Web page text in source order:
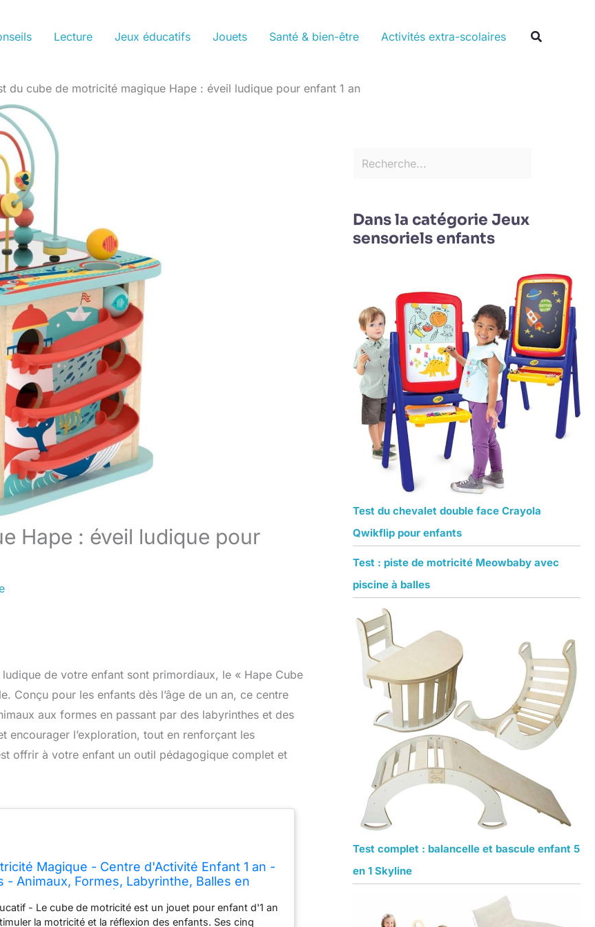
Lecture Jeux éducatifs Jouets Santé & bien-être Activités extra-scolaires
du cube de motricité magique Hape : éveil ludique pour enfant 1 an
Hape : éveil ludique pour
de votre enfant sont primordiaux, le « Hape Cube
Conçu pour les enfants dès l’âge de un an, ce centre
aux formes en passant par des labyrinthes et des
encourager l’exploration, tout en renforçant les
offrir à votre enfant un outil pédagogique complet et
Magique - Centre d'Activité Enfant 1 an -
- Animaux, Formes, Labyrinthe, Balles en
- Le cube de motricité est un jouet pour enfant d'1 an
la motricité et la réflexion des enfants. Ses cinq
Dans la catégorie Jeux
sensoriels enfants
Test du chevalet double face Crayola
Qwikflip pour enfants
Test : piste de motricité Meowbaby avec
piscine à balles
Test complet : balancelle et bascule enfant 5
en 1 Skyline